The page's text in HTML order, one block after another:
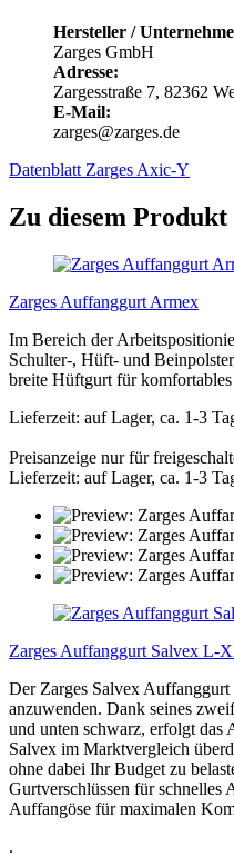
Hersteller /
Zarges GmbH
Adresse:
Zargesstraße 7, 82362
E-Mail:
zarges@zarges.de
Datenblatt Zarges Axic-Y
Zu diesem
Zarges Auffanggurt Armex
Im Bereich der
Schulter-, Hüft- und
breite Hüftgurt für
Lieferzeit: auf Lager, ca. 1-3
Preisanzeige nur für
Lieferzeit: auf Lager, ca. 1-3
Zarges Auffanggurt Salvex L-
Der Zarges Salvex
anzuwenden. Dank seines
und unten schwarz, erfolgt das
Salvex im Marktvergleich
ohne dabei Ihr Budget zu
Gurtverschlüssen für schnelles
Auffangöse für maximalen
.